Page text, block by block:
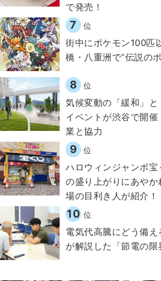
で発売！
7 位
街中にポケモン100
橋・八重洲で“伝説の
8 位
気候変動の「緩和」
イベントが渋谷で開
業と協力
9 位
ハロウィンジャンボ
の盛り上がりにあやか
場の目利き人が紹介！
10 位
電気代高騰にどう備
が解説した「節電の